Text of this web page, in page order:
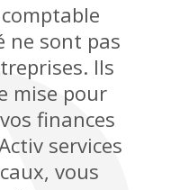
comptable
ne sont pas
Ils
mise pour
finances
services
vous